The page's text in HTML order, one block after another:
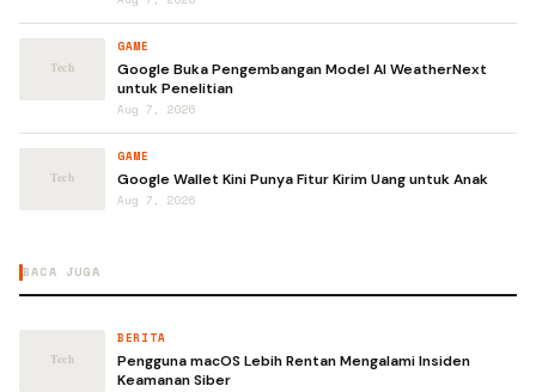
GAME
Google Buka Pengembangan Model AI WeatherNext
untuk Penelitian
Aug 7, 2026
GAME
Google Wallet Kini Punya Fitur Kirim Uang untuk Anak
Aug 7, 2026
BACA JUGA
BERITA
Pengguna macOS Lebih Rentan Mengalami Insiden
Keamanan Siber